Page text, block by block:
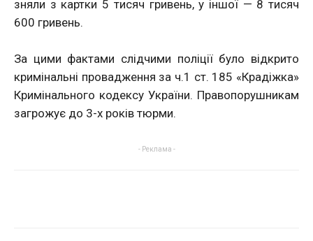
зняли з картки 5 тисяч гривень, у іншої — 8 тисяч
600 гривень.
За цими фактами слідчими поліції було відкрито
кримінальні провадження за ч.1 ст. 185 «Крадіжка»
Кримінального кодексу України. Правопорушникам
загрожує до 3-х років тюрми.
- Реклама -